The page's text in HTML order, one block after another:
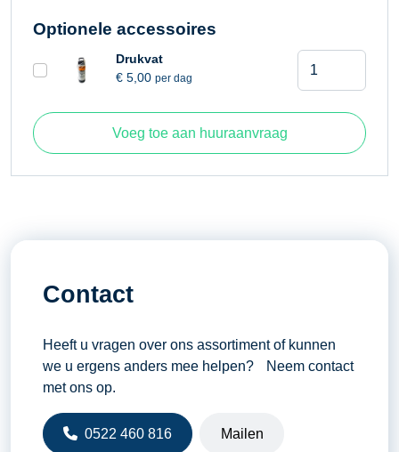
Optionele accessoires
Drukvat
€5,00 per dag
Voeg toe aan huuraanvraag
Contact
Heeft u vragen over ons assortiment of kunnen
we u ergens anders mee helpen? Neem contact
met ons op.
0522 460 816 Mailen